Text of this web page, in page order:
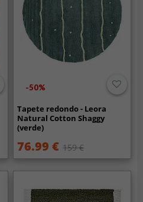
-50%
Tapete redondo - Leora
Natural Cotton Shaggy
(verde)
76.99 € 159 €